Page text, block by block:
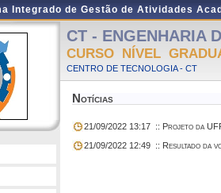
Integrado de Gestão de Atividades
CT - ENGENHARIA
CURSO NÍVEL
CENTRO DE TECNOLOGIA - CT
Notícias
21/09/2022 13:17 :: Projeto da
21/09/2022 12:49 :: Resultado da